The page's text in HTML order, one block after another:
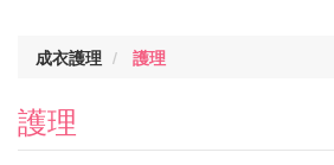
成衣護理 護理
護理